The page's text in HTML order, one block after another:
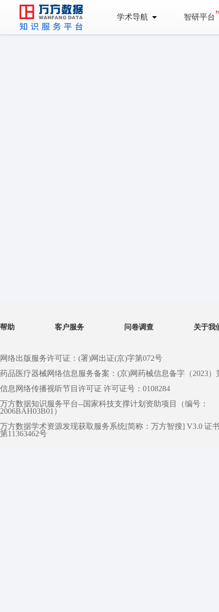
学术导航 智研平台
帮助 客户服务 问卷调查 关于我
网络出版服务许可证：(署)网出证(京)字第072号
药品医疗器械网络信息服务备案：(京)网药械信息备字（2023）
信息网络传播视听节目许可证 许可证号：0108284
万方数据知识服务平台--国家科技支撑计划资助项目（编号：
2006BAH03B01）
万方数据学术资源发现获取服务系统[简称：万方智搜] V3.0 证
第11363462号